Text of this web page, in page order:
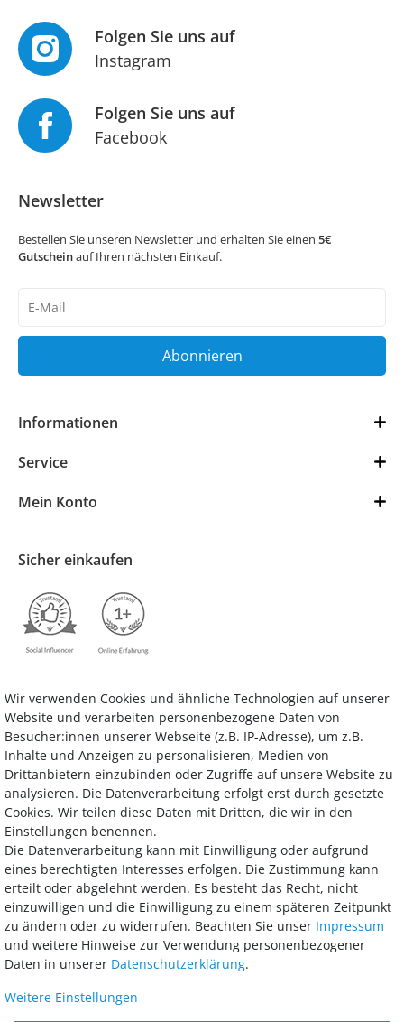
Folgen Sie uns auf
Instagram
Folgen Sie uns auf
Facebook
Newsletter
Bestellen Sie unseren Newsletter und erhalten Sie einen 5€
Gutscheinauf Ihren nächsten Einkauf.
Honig
Abonnieren
Informationen
Service
Mein Konto
Sicher einkaufen
Vertrag widerrufen Kontakt
Bezahlung
Wir bieten Ihnen viele Möglichkeiten einer sicheren und bequemen
Bezahlung.
Wir verwenden Cookies und ähnliche Technologien auf unserer
Website und verarbeiten personenbezogene Daten von
Besucher:innen unserer Webseite (z.B. IP-Adresse), um z.B.
Inhalte und Anzeigen zu personalisieren, Medien von
Drittanbietern einzubinden oder Zugriffe auf unsere Website zu
analysieren. Die Datenverarbeitung erfolgt erst durch gesetzte
Cookies. Wir teilen diese Daten mit Dritten, die wir in den
Einstellungen benennen.
Die Datenverarbeitung kann mit Einwilligung oder aufgrund
eines berechtigten Interesses erfolgen. Die Zustimmung kann
erteilt oder abgelehnt werden. Es besteht das Recht, nicht
einzuwilligen und die Einwilligung zu einem späteren Zeitpunkt
zu ändern oder zu widerrufen. Beachten Sie unser Impressum
und weitere Hinweise zur Verwendung personenbezogener
Daten in unserer Daten­schutz­erklärung.
Weitere Einstellungen